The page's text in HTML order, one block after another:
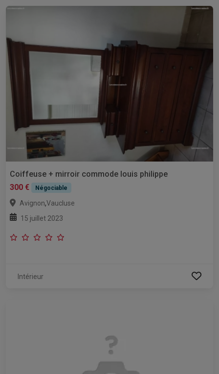
Coiffeuse + mirroir commode louis philippe
300 €
Négociable
Avignon,Vaucluse
15 juillet 2023
Intérieur